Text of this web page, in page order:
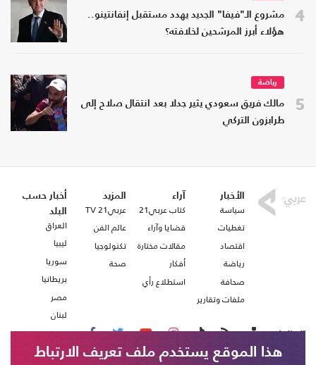
4
مشروع الـ"فيفا" الجديد يهدد مستقبل إنفانتينو..
هؤلاء أبرز المرشحين لخلافته؟
5
رياضة
مالك فريق سعودي يثير جدلا بعد انتقال صلاح إلى
طرابزون التركي
الأخبار
سياسة
تغطيات
اقتصاد
رياضة
صحافة
ملفات وتقارير
آراء
كتاب عربي21
قضايا وآراء
مقالات مختارة
أفكار
استطلاع رأي
المزيد
عربي21 TV
عالم الفن
تكنولوجيا
صحة
أخبار حسب
البلد
العراق
ليبيا
سوريا
بريطانيا
مصر
لبنان
تابعنا على
هذا الموقع يستخدم ملف تعريف الارتباط